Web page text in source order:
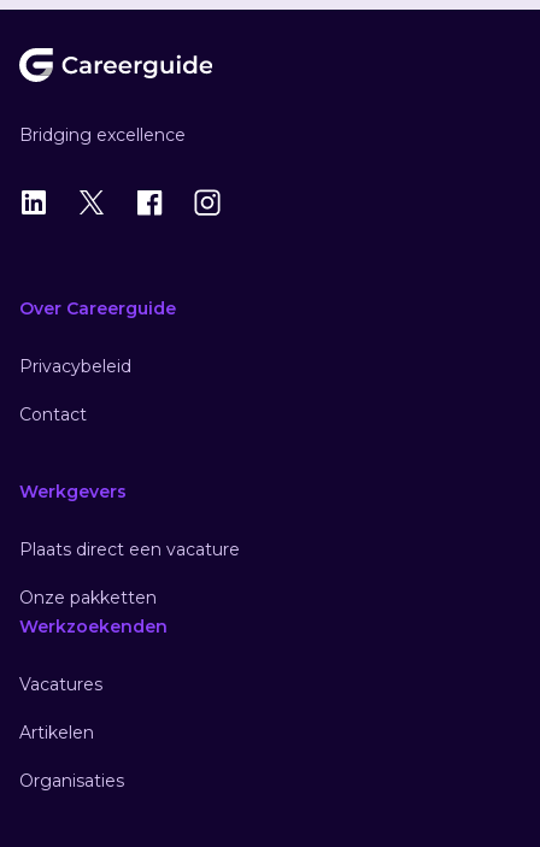
Bridging excellence
LinkedIn
X Instagram
Over Careerguide
Privacybeleid
Contact
Werkgevers
Plaats direct een vacature
Onze pakketten
Werkzoekenden
Vacatures
Artikelen
Organisaties